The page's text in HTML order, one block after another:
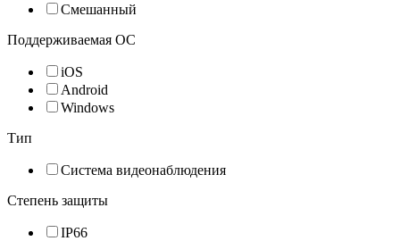
Смешанный
Поддерживаемая ОС
iOS
Android
Windows
Тип
Система видеонаблюдения
Степень защиты
IP66